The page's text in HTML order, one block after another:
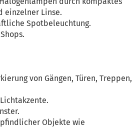
einzelner Linse.
Spotbeleuchtung.
von Gängen, Türen, Treppen,
Objekte wie